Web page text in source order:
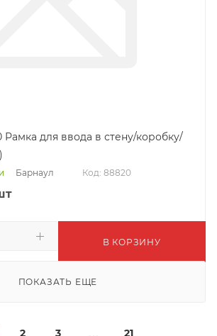
Рамка для ввода в стену/коробку/
Барнаул Код: 88820
В КОРЗИНУ
ПОКАЗАТЬ ЕЩЕ
2 3 21